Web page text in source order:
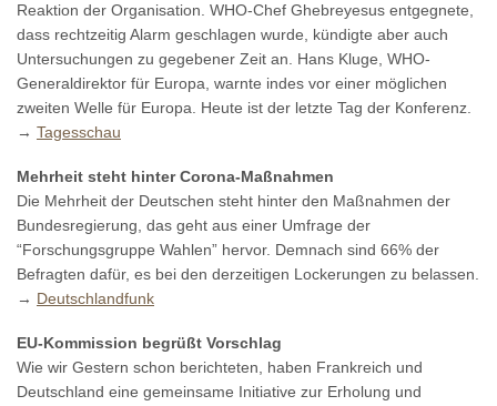
Reaktion der Organisation. WHO-Chef Ghebreyesus entgegnete,
dass rechtzeitig Alarm geschlagen wurde, kündigte aber auch
Untersuchungen zu gegebener Zeit an. Hans Kluge, WHO-
Generaldirektor für Europa, warnte indes vor einer möglichen
zweiten Welle für Europa. Heute ist der letzte Tag der Konferenz.
→ Tagesschau
Mehrheit steht hinter Corona-Maßnahmen
Die Mehrheit der Deutschen steht hinter den Maßnahmen der
Bundesregierung, das geht aus einer Umfrage der
“Forschungsgruppe Wahlen” hervor. Demnach sind 66% der
Befragten dafür, es bei den derzeitigen Lockerungen zu belassen.
→ Deutschlandfunk
EU-Kommission begrüßt Vorschlag
Wie wir Gestern schon berichteten, haben Frankreich und
Deutschland eine gemeinsame Initiative zur Erholung und